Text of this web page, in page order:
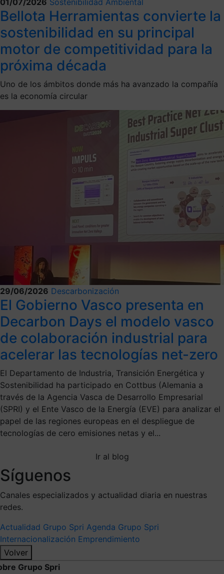
Bellota Herramientas convierte la
sostenibilidad en su principal
motor de competitividad para la
próxima década
Uno de los ámbitos donde más ha avanzado la compañía
es la economía circular
29/06/2026 Descarbonización
El Gobierno Vasco presenta en
Decarbon Days el modelo vasco
de colaboración industrial para
acelerar las tecnologías net-zero
El Departamento de Industria, Transición Energética y
Sostenibilidad ha participado en Cottbus (Alemania a
través de la Agencia Vasca de Desarrollo Empresarial
(SPRI) y el Ente Vasco de la Energía (EVE) para analizar el
papel de las regiones europeas en el despliegue de
tecnologías de cero emisiones netas y el...
Ir al blog
Síguenos
Canales especializados y actualidad diaria en nuestras
redes.
Actualidad Grupo Spri Agenda Grupo Spri
Internacionalización Emprendimiento
Volver
Grupo Spri